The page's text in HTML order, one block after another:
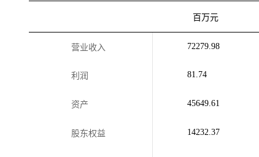
百万元
营业收入 72279.98
利润 81.74
资产 45649.61
股东权益 14232.37